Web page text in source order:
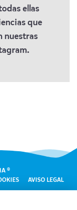
ellas
que
nuestras
®
AVISO LEGAL